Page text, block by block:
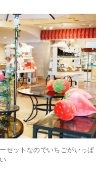
セットなのでいちごがいっぱ
い